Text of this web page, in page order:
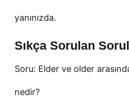
yanınızda.
Sıkça Sorulan
Soru: Elder ve older
nedir?